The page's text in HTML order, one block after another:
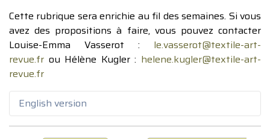
Cette rubrique sera enrichie au fil des semaines. Si vous
avez des propositions à faire, vous pouvez contacter
Louise-Emma Vasserot : le.vasserot@textile-art-
revue.fr ou Hélène Kugler : helene.kugler@textile-art-
revue.fr
English version